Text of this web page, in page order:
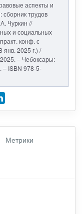
аспекты и
трудов
Чуркин //
и социальных
конф. с
янв. 2025 г.) /
– Чебоксары:
ISBN 978-5-
Метрики